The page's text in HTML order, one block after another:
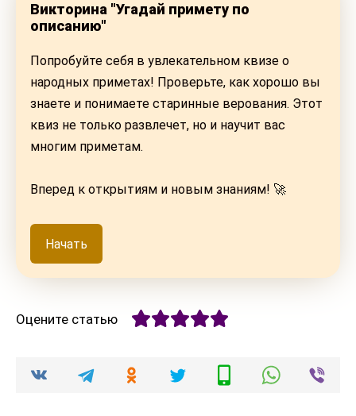
Викторина "Угадай примету по
описанию"
Попробуйте себя в увлекательном квизе о
народных приметах! Проверьте, как хорошо вы
знаете и понимаете старинные верования. Этот
квиз не только развлечет, но и научит вас
многим приметам.
Вперед к открытиям и новым знаниям! 🚀
Начать
Оцените статью